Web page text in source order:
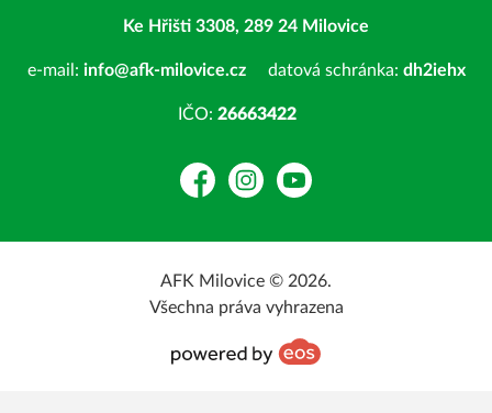
Ke Hřišti 3308, 289 24 Milovice
e-mail: info@afk-milovice.czdatová schránka: dh2iehx
IČO: 26663422
FacebookInstagramYouTube
AFK Milovice © 2026.
Všechna práva vyhrazena